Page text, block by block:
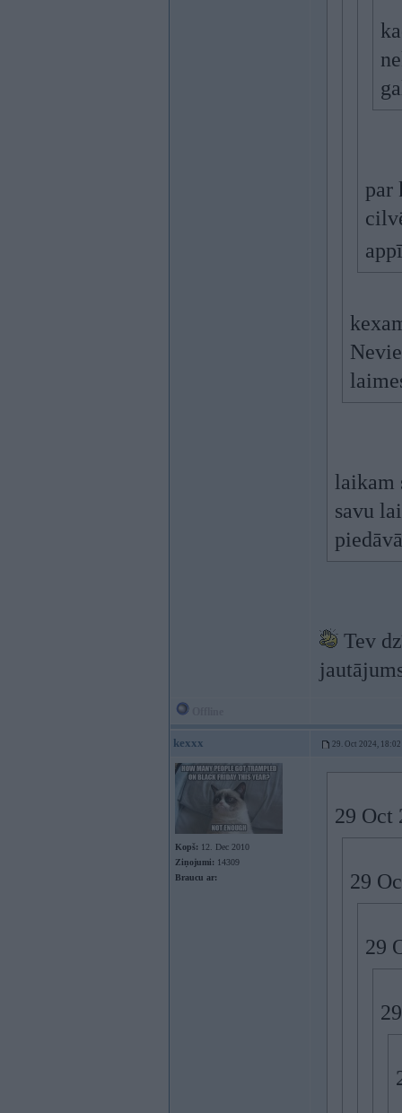
par
laikam
savu
Tev
kexxx 29. Oct 2024, 18:02
Kopš: 12. Dec 2010
Ziņojumi: 14309
Braucu ar:
29 Oct
29
29